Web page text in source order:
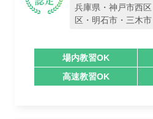
兵庫県・神戸市西
区・明石市・三木
場内教習OK
高速教習OK